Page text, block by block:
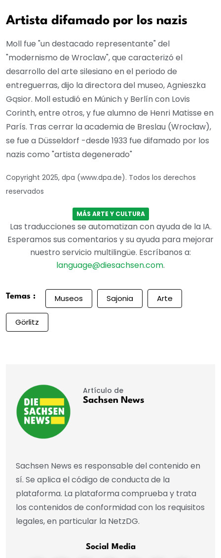
Artista difamado por los nazis
Moll fue "un destacado representante" del
"modernismo de Wroclaw", que caracterizó el
desarrollo del arte silesiano en el periodo de
entreguerras, dijo la directora del museo, Agnieszka
Gąsior. Moll estudió en Múnich y Berlín con Lovis
Corinth, entre otros, y fue alumno de Henri Matisse en
París. Tras cerrar la academia de Breslau (Wrocław),
se fue a Düsseldorf -desde 1933 fue difamado por los
nazis como "artista degenerado"
Copyright 2025, dpa (www.dpa.de). Todos los derechos
reservados
MÁS ARTE Y CULTURA
Las traducciones se automatizan con ayuda de la IA.
Esperamos sus comentarios y su ayuda para mejorar
nuestro servicio multilingüe. Escríbanos a:
language@diesachsen.com.
Temas : Museos Sajonia Arte
Görlitz
Artículo de
Sachsen News
Sachsen News es responsable del contenido en
sí. Se aplica el código de conducta de la
plataforma. La plataforma comprueba y trata
los contenidos de conformidad con los requisitos
legales, en particular la NetzDG.
Social Media